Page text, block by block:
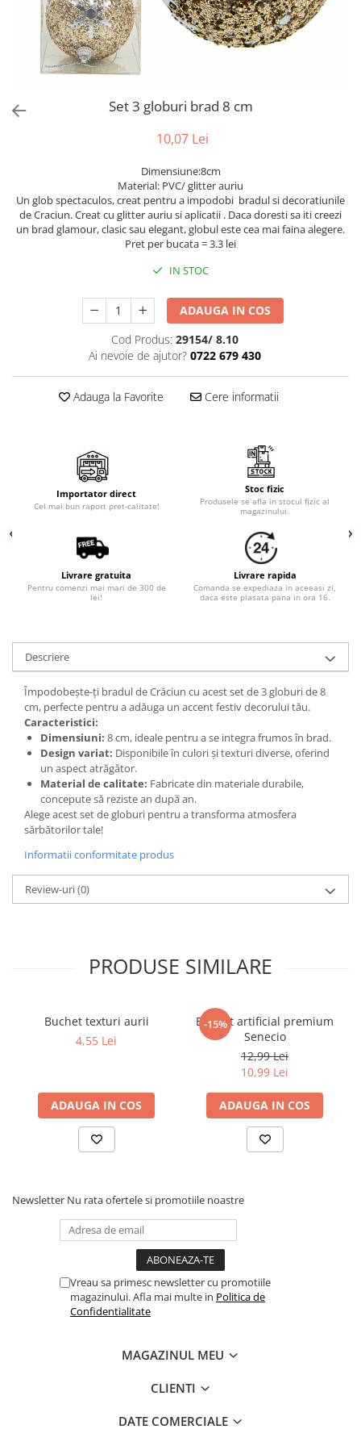
Vaze din sticla
Vase din ceramica
Scaune
Scabiosa
Tropicale
Bujor
Lavanda
Minirosa
Ranunculus
Flori de camp
Margarete
Cap minirosa
Cap orhidee phalaenopsis
Crengi decorative
Copaci si Plante
Kit-uri Baloane
Rafii, clipsuri,pompe
Accesorii petrecere
Cake toppers
Ochelari party
Lumanari si accesorii tort
Panou decorativ
Pompoane
Petrecere Tematica
Petrecere Baieti
Set 3 globuri brad 8 cm
10,07 Lei
Dimensiune:8cm
Material: PVC/ glitter auriu
Un glob spectaculos, creat pentru a impodobi bradul si decoratiunile
de Craciun. Creat cu glitter auriu si aplicatii . Daca doresti sa iti creezi
un brad glamour, clasic sau elegant, globul este cea mai faina alegere.
Pret per bucata = 3.3 lei
IN STOC
ADAUGA IN COS
Cod Produs: 29154/ 8.10
Ai nevoie de ajutor? 0722 679 430
Adauga la Favorite Cere informatii
Importator direct
Cel mai bun raport pret-calitate!
Stoc fizic
Produsele se afla in stocul fizic al
magazinului.
Livrare gratuita
Pentru comenzi mai mari de 300 de
lei!
Livrare rapida
Comanda se expediaza in aceeasi zi,
daca este plasata pana in ora 16.
Descriere
Împodobește-ți bradul de Crăciun cu acest set de 3 globuri de 8
cm, perfecte pentru a adăuga un accent festiv decorului tău.
Caracteristici:
Dimensiuni: 8 cm, ideale pentru a se integra frumos în brad.
Design variat: Disponibile în culori și texturi diverse, oferind
un aspect atrăgător.
Material de calitate: Fabricate din materiale durabile,
concepute să reziste an după an.
Alege acest set de globuri pentru a transforma atmosfera
sărbătorilor tale!
Informatii conformitate produs
Review-uri(0)
PRODUSE SIMILARE
Buchet texturi aurii
4,55 Lei
ADAUGA IN COS
-15%
Buchet artificial premium
Senecio
12,99 Lei
10,99 Lei
ADAUGA IN COS
Newsletter Nu rata ofertele si promotiile noastre
Vreau sa primesc newsletter cu promotiile
magazinului. Afla mai multe in Politica de
Confidentialitate
MAGAZINUL MEU
CLIENTI
DATE COMERCIALE